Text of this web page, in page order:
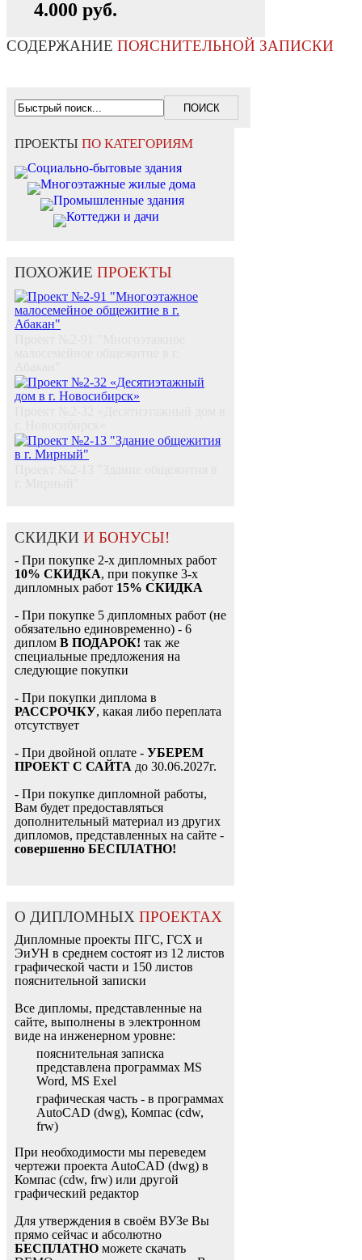
4.000 руб.
СОДЕРЖАНИЕ ПОЯСНИТЕЛЬНОЙ ЗАПИСКИ
ПРОЕКТЫ ПО КАТЕГОРИЯМ
Социально-бытовые здания
Многоэтажные жилые дома
Промышленные здания
Коттеджи и дачи
ПОХОЖИЕ ПРОЕКТЫ
СКИДКИ И БОНУСЫ!
- При покупке 2-х дипломных работ
10% СКИДКА, при покупке 3-х
дипломных работ 15% СКИДКА
- При покупке 5 дипломных работ (не
обязательно единовременно) - 6
диплом В ПОДАРОК! так же
специальные предложения на
следующие покупки
- При покупки диплома в
РАССРОЧКУ, какая либо переплата
отсутствует
- При двойной оплате - УБЕРЕМ
ПРОЕКТ С САЙТА до 30.06.2027г.
- При покупке дипломной работы,
Вам будет предоставляться
дополнительный материал из других
дипломов, представленных на сайте -
совершенно БЕСПЛАТНО!
О ДИПЛОМНЫХ ПРОЕКТАХ
Дипломные проекты ПГС, ГСХ и
ЭиУН в среднем состоят из 12 листов
графической части и 150 листов
пояснительной записки
Все дипломы, представленные на
сайте, выполнены в электронном
виде на инженерном уровне:
пояснительная записка
представлена программах MS
Word, MS Exel
графическая часть - в программах
AutoCAD (dwg), Компас (cdw,
frw)
При необходимости мы переведем
чертежи проекта AutoCAD (dwg) в
Компас (cdw, frw) или другой
графический редактор
Для утверждения в своём ВУЗе Вы
прямо сейчас и абсолютно
БЕСПЛАТНО можете скачать